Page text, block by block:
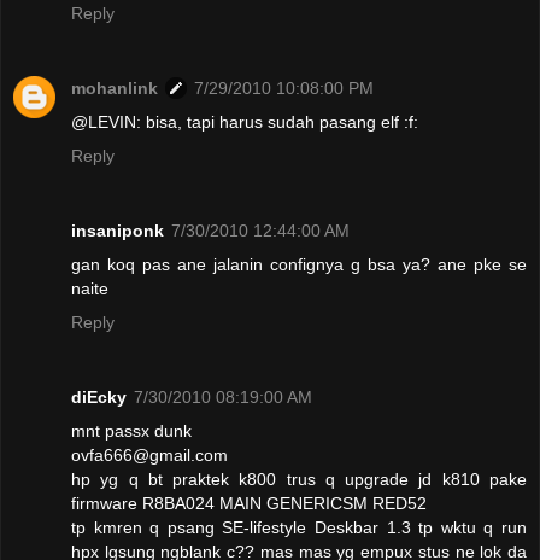
Reply
mohanlink
7/29/2010 10:08:00 PM
@LEVIN: bisa, tapi harus sudah pasang elf :f:
Reply
insaniponk 7/30/2010 12:44:00 AM
gan koq pas ane jalanin confignya g bsa ya? ane pke se
naite
Reply
diEcky 7/30/2010 08:19:00 AM
mnt passx dunk
ovfa666@gmail.com
hp yg q bt praktek k800 trus q upgrade jd k810 pake
firmware R8BA024 MAIN GENERICSM RED52
tp kmren q psang SE-lifestyle Deskbar 1.3 tp wktu q run
hpx lgsung ngblank c?? mas mas yg empux stus ne lok da